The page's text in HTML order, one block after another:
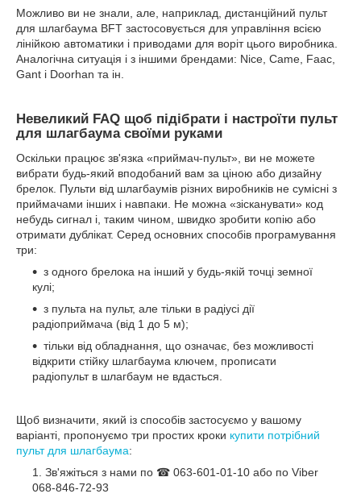
Можливо ви не знали, але, наприклад, дистанційний пульт
для шлагбаума BFT застосовується для управління всією
лінійкою автоматики і приводами для воріт цього виробника.
Аналогічна ситуація і з іншими брендами: Nice, Came, Faac,
Gant і Doorhan та ін.
Невеликий FAQ щоб підібрати і настроїти пульт
для шлагбаума своїми руками
Оскільки працює зв'язка «приймач-пульт», ви не можете
вибрати будь-який вподобаний вам за ціною або дизайну
брелок. Пульти від шлагбаумів різних виробників не сумісні з
приймачами інших і навпаки. Не можна «зісканувати» код
небудь сигнал і, таким чином, швидко зробити копію або
отримати дублікат. Серед основних способів програмування
три:
з одного брелока на інший у будь-якій точці земної
кулі;
з пульта на пульт, але тільки в радіусі дії
радіоприймача (від 1 до 5 м);
тільки від обладнання, що означає, без можливості
відкрити стійку шлагбаума ключем, прописати
радіопульт в шлагбаум не вдасться.
Щоб визначити, який із способів застосуємо у вашому
варіанті, пропонуємо три простих кроки купити потрібний
пульт для шлагбаума:
Зв'яжіться з нами по ☎ 063-601-01-10 або по Viber
068-846-72-93